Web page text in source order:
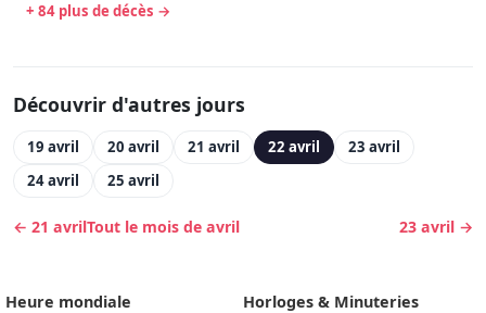
+ 84 plus de décès →
Découvrir d'autres jours
19 avril 20 avril 21 avril 22 avril
23 avril
24 avril
25 avril
← 21 avrilTout le mois de avril 23 avril →
Heure mondiale
Horloges & Minuteries